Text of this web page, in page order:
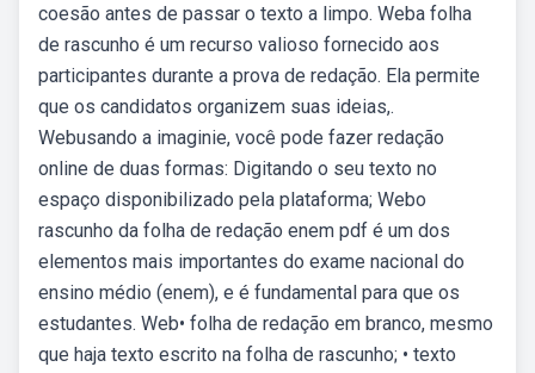
coesão antes de passar o texto a limpo. Weba folha
de rascunho é um recurso valioso fornecido aos
participantes durante a prova de redação. Ela permite
que os candidatos organizem suas ideias,.
Webusando a imaginie, você pode fazer redação
online de duas formas: Digitando o seu texto no
espaço disponibilizado pela plataforma; Webo
rascunho da folha de redação enem pdf é um dos
elementos mais importantes do exame nacional do
ensino médio (enem), e é fundamental para que os
estudantes. Web• folha de redação em branco, mesmo
que haja texto escrito na folha de rascunho; • texto